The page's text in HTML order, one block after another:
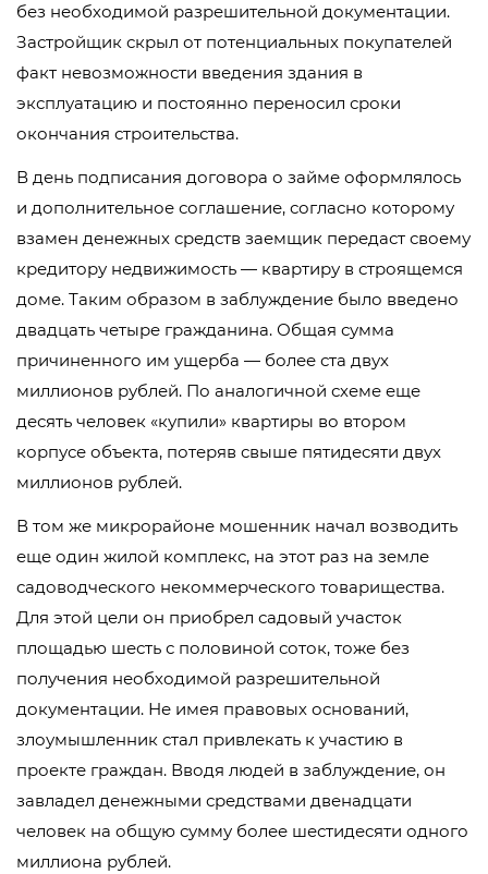
без необходимой разрешительной документации.
Застройщик скрыл от потенциальных покупателей
факт невозможности введения здания в
эксплуатацию и постоянно переносил сроки
окончания строительства.
В день подписания договора о займе оформлялось
и дополнительное соглашение, согласно которому
взамен денежных средств заемщик передаст своему
кредитору недвижимость — квартиру в строящемся
доме. Таким образом в заблуждение было введено
двадцать четыре гражданина. Общая сумма
причиненного им ущерба — более ста двух
миллионов рублей. По аналогичной схеме еще
десять человек «купили» квартиры во втором
корпусе объекта, потеряв свыше пятидесяти двух
миллионов рублей.
В том же микрорайоне мошенник начал возводить
еще один жилой комплекс, на этот раз на земле
садоводческого некоммерческого товарищества.
Для этой цели он приобрел садовый участок
площадью шесть с половиной соток, тоже без
получения необходимой разрешительной
документации. Не имея правовых оснований,
злоумышленник стал привлекать к участию в
проекте граждан. Вводя людей в заблуждение, он
завладел денежными средствами двенадцати
человек на общую сумму более шестидесяти одного
миллиона рублей.